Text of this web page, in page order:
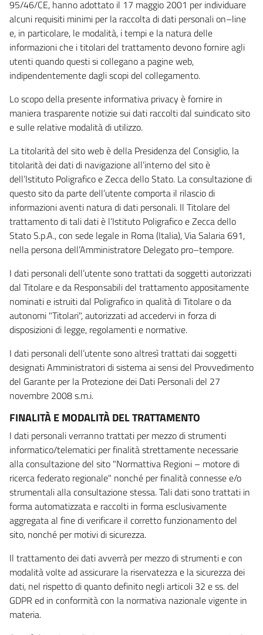
95/46/CE, hanno adottato il 17 maggio 2001 per individuare
alcuni requisiti minimi per la raccolta di dati personali on–line
e, in particolare, le modalità, i tempi e la natura delle
informazioni che i titolari del trattamento devono fornire agli
utenti quando questi si collegano a pagine web,
indipendentemente dagli scopi del collegamento.
Lo scopo della presente informativa privacy è fornire in
maniera trasparente notizie sui dati raccolti dal suindicato sito
e sulle relative modalità di utilizzo.
La titolarità del sito web è della Presidenza del Consiglio, la
titolarità dei dati di navigazione all’interno del sito è
dell’Istituto Poligrafico e Zecca dello Stato. La consultazione di
questo sito da parte dell’utente comporta il rilascio di
informazioni aventi natura di dati personali. Il Titolare del
trattamento di tali dati è l’Istituto Poligrafico e Zecca dello
Stato S.p.A., con sede legale in Roma (Italia), Via Salaria 691,
nella persona dell’Amministratore Delegato pro–tempore.
I dati personali dell’utente sono trattati da soggetti autorizzati
dal Titolare e da Responsabili del trattamento appositamente
nominati e istruiti dal Poligrafico in qualità di Titolare o da
autonomi "Titolari", autorizzati ad accedervi in forza di
disposizioni di legge, regolamenti e normative.
I dati personali dell’utente sono altresì trattati dai soggetti
designati Amministratori di sistema ai sensi del Provvedimento
del Garante per la Protezione dei Dati Personali del 27
novembre 2008 s.m.i.
FINALITÀ E MODALITÀ DEL TRATTAMENTO
I dati personali verranno trattati per mezzo di strumenti
informatico/telematici per finalità strettamente necessarie
alla consultazione del sito "Normattiva Regioni – motore di
ricerca federato regionale" nonché per finalità connesse e/o
strumentali alla consultazione stessa. Tali dati sono trattati in
forma automatizzata e raccolti in forma esclusivamente
aggregata al fine di verificare il corretto funzionamento del
sito, nonché per motivi di sicurezza.
Il trattamento dei dati avverrà per mezzo di strumenti e con
modalità volte ad assicurare la riservatezza e la sicurezza dei
dati, nel rispetto di quanto definito negli articoli 32 e ss. del
GDPR ed in conformità con la normativa nazionale vigente in
materia.